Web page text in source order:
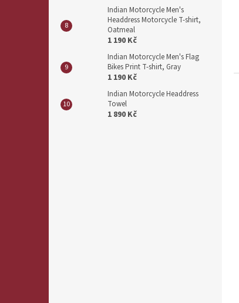
Indian Motorcycle Men's
Headdress Motorcycle T-shirt,
Oatmeal
1 190 Kč
Indian Motorcycle Men's Flag
Bikes Print T-shirt, Gray
1 190 Kč
Indian Motorcycle Headdress
Towel
1 890 Kč